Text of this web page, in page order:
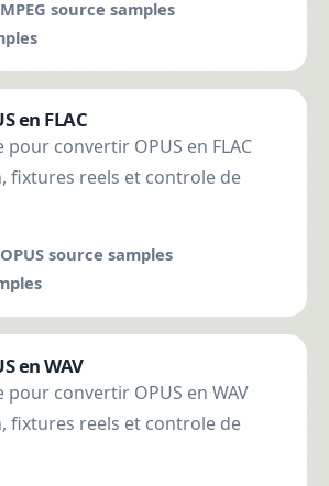
MPEG source samples
en FLAC
convertir OPUS en FLAC
fixtures reels et controle de
OPUS source samples
en WAV
convertir OPUS en WAV
fixtures reels et controle de